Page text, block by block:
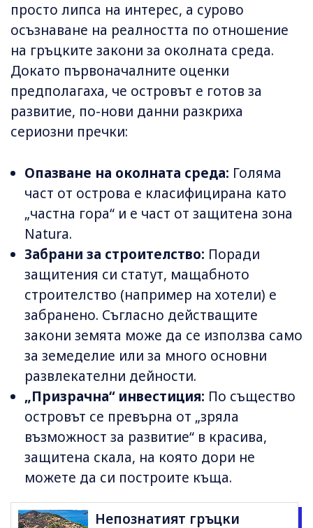
просто липса на интерес, а сурово
осъзнаване на реалността по отношение
на гръцките закони за околната среда.
Докато първоначалните оценки
предполагаха, че островът е готов за
развитие, по-нови данни разкриха
сериозни пречки:
Опазване на околната среда: Голяма
част от острова е класифицирана като
„частна гора“ и е част от защитена зона
Natura.
Забрани за строителство: Поради
защитения си статут, мащабното
строителство (например на хотели) е
забранено. Съгласно действащите
закони земята може да се използва само
за земеделие или за много основни
развлекателни дейности.
„Призрачна“ инвестиция: По същество
островът се превърна от „зряла
възможност за развитие“ в красива,
защитена скала, на която дори не
можете да си построите къща.
Непознатият гръцки